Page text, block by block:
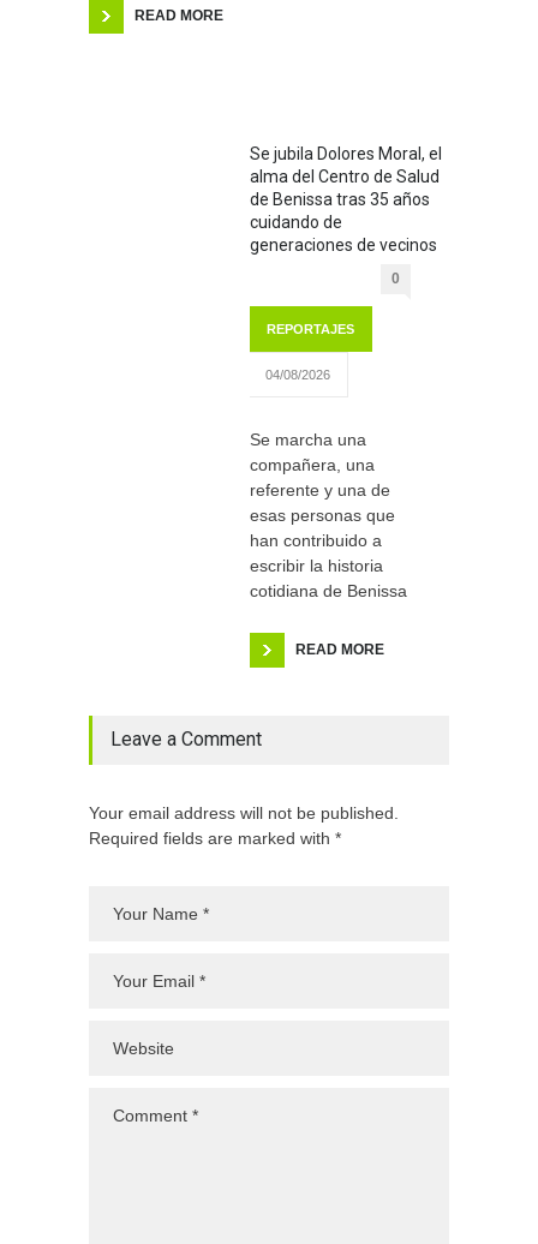
READ MORE
Se jubila Dolores Moral, el
alma del Centro de Salud
de Benissa tras 35 años
cuidando de
generaciones de vecinos
0
REPORTAJES
04/08/2026
Se marcha una
compañera, una
referente y una de
esas personas que
han contribuido a
escribir la historia
cotidiana de Benissa
READ MORE
Leave a Comment
Your email address will not be published.
Required fields are marked with *